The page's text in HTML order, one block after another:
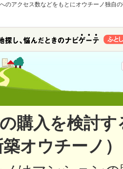
のアクセス数などをもとにオウチーノ独自
購入を検討
オウチーノ